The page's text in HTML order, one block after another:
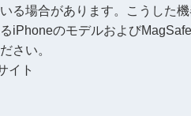
る場合があります。こうした
iPhoneのモデルおよび
さい。
イト